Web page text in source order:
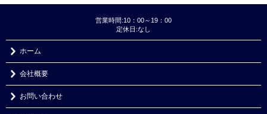
営業時間:10：00～19：00
定休日:なし
ホーム
会社概要
お問い合わせ